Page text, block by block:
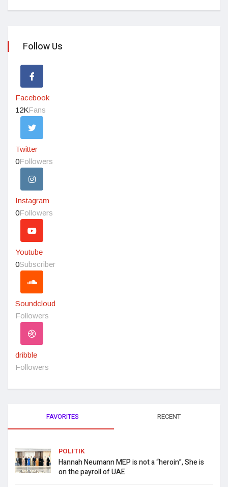
Follow Us
Facebook
12KFans
Twitter
0Followers
Instagram
0Followers
Youtube
0Subscriber
Soundcloud
Followers
dribble
Followers
FAVORITES RECENT
POLITIK
Hannah Neumann MEP is not a “heroin”, She is
on the payroll of UAE